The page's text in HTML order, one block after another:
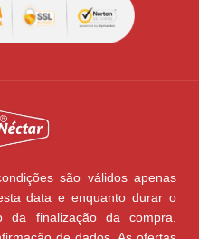
são válidos apenas
data e enquanto durar o
finalização da compra.